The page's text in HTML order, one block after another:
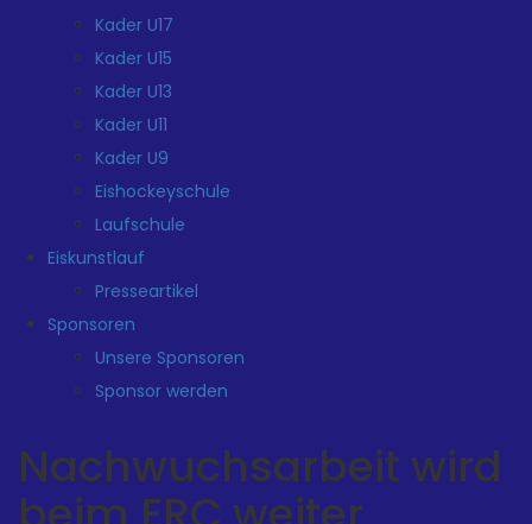
Kader U17
Kader U15
Kader U13
Kader U11
Kader U9
Eishockeyschule
Laufschule
Eiskunstlauf
Presseartikel
Sponsoren
Unsere Sponsoren
Sponsor werden
Nachwuchsarbeit wird